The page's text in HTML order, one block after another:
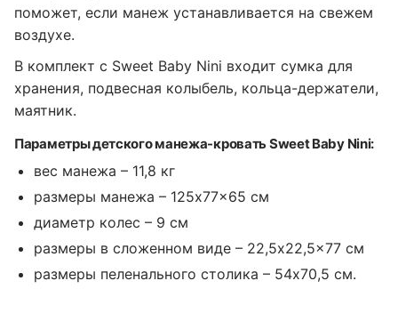
поможет, если манеж устанавливается на свежем
воздухе.
В комплект с Sweet Baby Nini входит сумка для
хранения, подвесная колыбель, кольца-держатели,
маятник.
Параметры детского манежа-кровать Sweet Baby Nini:
вес манежа – 11,8 кг
размеры манежа – 125x77x65 см
диаметр колес – 9 см
размеры в сложенном виде – 22,5x22,5x77 см
размеры пеленального столика – 54x70,5 см.